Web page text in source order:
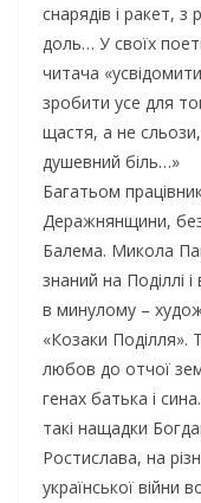
снарядів і ракет, з
доль… У своїх
читача
зробити усе для
щастя, а не
душевний біль…»
Багатьом
Деражнянщини,
Балема. Микола
знаний на Поділлі
в минулому –
«Козаки Поділля».
любов до отчої
генах батька і
такі нащадки
Ростислава, на
української війни